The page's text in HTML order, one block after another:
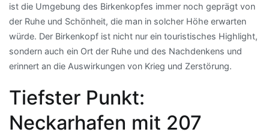
ist die Umgebung des Birkenkopfes immer noch geprägt von
der Ruhe und Schönheit, die man in solcher Höhe erwarten
würde. Der Birkenkopf ist nicht nur ein touristisches Highlight,
sondern auch ein Ort der Ruhe und des Nachdenkens und
erinnert an die Auswirkungen von Krieg und Zerstörung.
Tiefster Punkt:
Neckarhafen mit 207